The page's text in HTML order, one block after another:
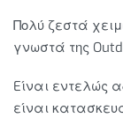
Πολύ ζεστά
γνωστά της
Eίναι εντελώς
είναι